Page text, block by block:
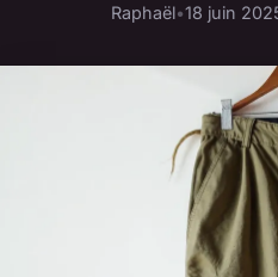
Raphaël•18 juin